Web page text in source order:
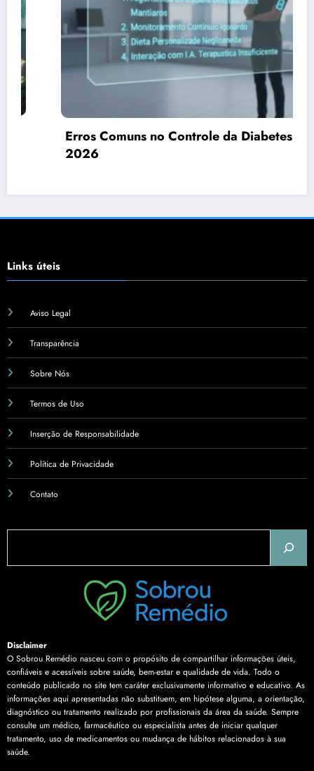
no Controle da Diabetes em
Chá de
Links úteis
Aviso Legal
Transparência
Sobre Nós
Termos de Uso
Inserção de Responsabilidade
Política de Privacidade
Contato
Disclaimer
O Sobrou Remédio nasceu com o propósito de compartilhar informações úteis,
confiáveis e acessíveis sobre saúde, bem-estar e qualidade de vida. Todo o
conteúdo publicado no site tem caráter exclusivamente informativo e educativo. As
informações aqui apresentadas não substituem, em hipótese alguma, a orientação,
diagnóstico ou tratamento realizado por profissionais da área da saúde. Sempre
consulte um médico, farmacêutico ou especialista antes de iniciar qualquer
tratamento, uso de medicamentos ou mudança de hábitos relacionados à sua
saúde.